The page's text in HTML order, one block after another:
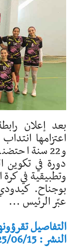
بعد إعلان
و22 سنة
دورة في تكوين
وتطبيقية في
بوجناح.
عبّر الرئيس ...
التفاصيل
النشر : 2025/06/15